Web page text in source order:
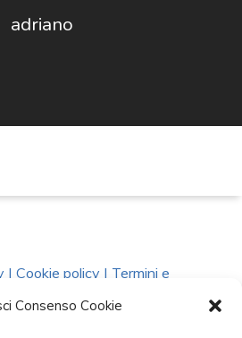
Consenso Cookie
adriano
| Cookie policy | Termini e
|Richiedi Dati